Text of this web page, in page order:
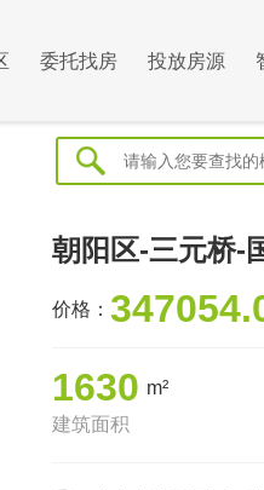
委托找房 投放房源
朝阳区-三元桥-
价格：
1630 m²
建筑面积